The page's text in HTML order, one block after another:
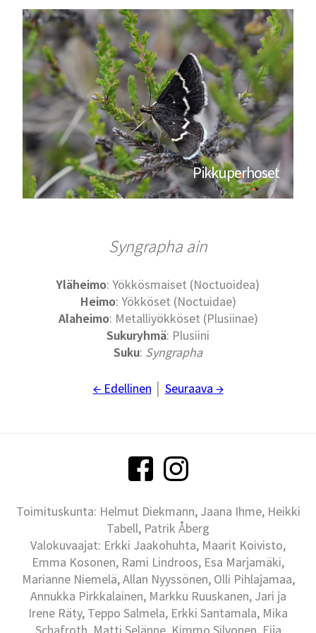
Pikkuperhoset
Syngrapha ain
Yläheimo: Yökkösmaiset (Noctuoidea)
Heimo: Yökköset (Noctuidae)
Alaheimo: Metalliyökköset (Plusiinae)
Sukuryhmä: Plusiini
Suku: Syngrapha
← Edellinen Seuraava →
Toimituskunta: Helmut Diekmann, Jaana Ihme, Heikki
Tabell, Patrik Åberg
Valokuvaajat: Erkki Jaakohuhta, Maarit Koivisto,
Emma Kosonen, Rami Lindroos, Esa Marjamäki,
Marianne Niemelä, Allan Nyyssönen, Olli Pihlajamaa,
Annukka Pirkkalainen, Markku Ruuskanen, Jari ja
Irene Räty, Teppo Salmela, Erkki Santamala, Mika